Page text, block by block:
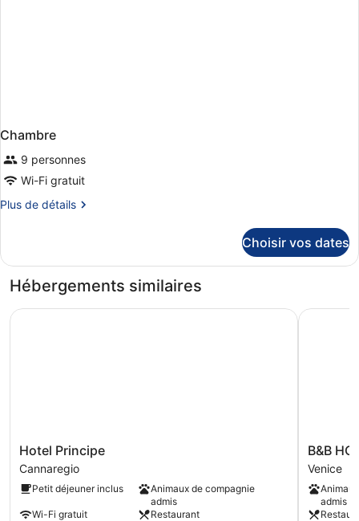
Chambre
9 personnes
Wi-Fi gratuit
Plus de détails
Plus
le
de
Chambre
Choisir vos dates
Hébergements similaires
Hotel
Principe
Cannaregio
Hotel Principe
Cannaregio
Petit déjeuner inclus
Animaux de compagnie
admis
Wi-Fi gratuit
Restaurant
Hotel Principe
B&B
HOTEL
Venezia
Laguna
Venice
B&B
Venice
admis
B&B